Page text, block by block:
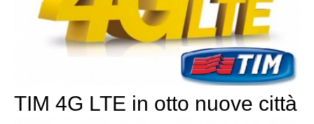
TIM 4G LTE in otto nuove città